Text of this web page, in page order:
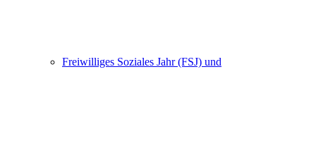
Freiwilliges Soziales Jahr (FSJ) und